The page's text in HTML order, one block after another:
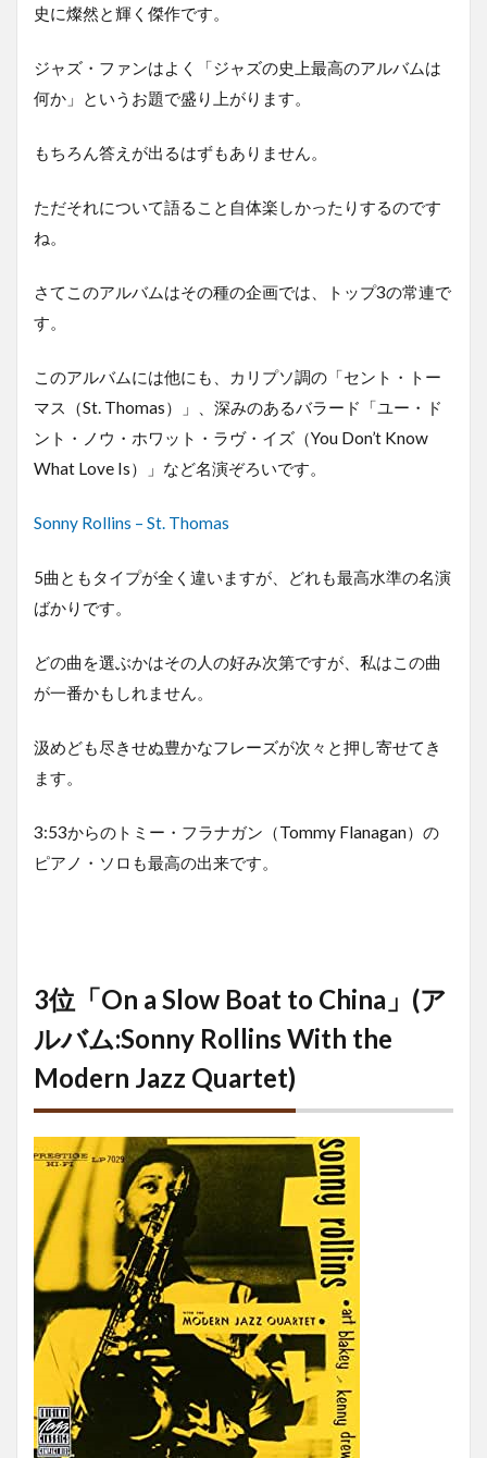
史に燦然と輝く傑作です。
ジャズ・ファンはよく「ジャズの史上最高のアルバムは
何か」というお題で盛り上がります。
もちろん答えが出るはずもありません。
ただそれについて語ること自体楽しかったりするのです
ね。
さてこのアルバムはその種の企画では、トップ3の常連で
す。
このアルバムには他にも、カリプソ調の「セント・トー
マス（St. Thomas）」、深みのあるバラード「ユー・ド
ント・ノウ・ホワット・ラヴ・イズ（You Don’t Know
What Love Is）」など名演ぞろいです。
Sonny Rollins – St. Thomas
5曲ともタイプが全く違いますが、どれも最高水準の名演
ばかりです。
どの曲を選ぶかはその人の好み次第ですが、私はこの曲
が一番かもしれません。
汲めども尽きせぬ豊かなフレーズが次々と押し寄せてき
ます。
3:53からのトミー・フラナガン（Tommy Flanagan）の
ピアノ・ソロも最高の出来です。
3位「On a Slow Boat to China」(ア
ルバム:Sonny Rollins With the
Modern Jazz Quartet)